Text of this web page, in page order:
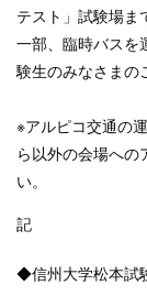
テスト」試験場ま
一部、臨時バス
験生のみなさまの
※アルピコ交通の
ら以外の会場への
い。
記
◆信州大学松本試